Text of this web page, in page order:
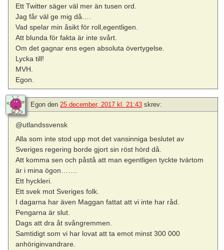
Ett Twitter säger väl mer än tusen ord.
Jag får väl ge mig då….
Vad spelar min åsikt för roll,egentligen.
Att blunda för fakta är inte svårt.
Om det gagnar ens egen absoluta övertygelse.
Lycka till!
MVH.
Egon.
Egon den 25 december, 2017 kl. 21:43 skrev:
@utlandssvensk
Alla som inte stod upp mot det vansinniga beslutet av
Sveriges regering borde gjort sin röst hörd då.
Att komma sen och påstå att man egentligen tyckte tvärtom
är i mina ögon…….
Ett hyckleri.
Ett svek mot Sveriges folk.
I dagarna har även Maggan fattat att vi inte har råd.
Pengarna är slut.
Dags att dra åt svångremmen.
Samtidigt som vi har lovat att ta emot minst 300 000
anhöriginvandrare.